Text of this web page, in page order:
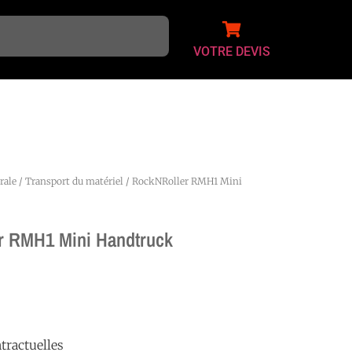
VOTRE DEVIS
/Transport du matériel / RockNRoller RMH1 Mini
RMH1 Mini Handtruck